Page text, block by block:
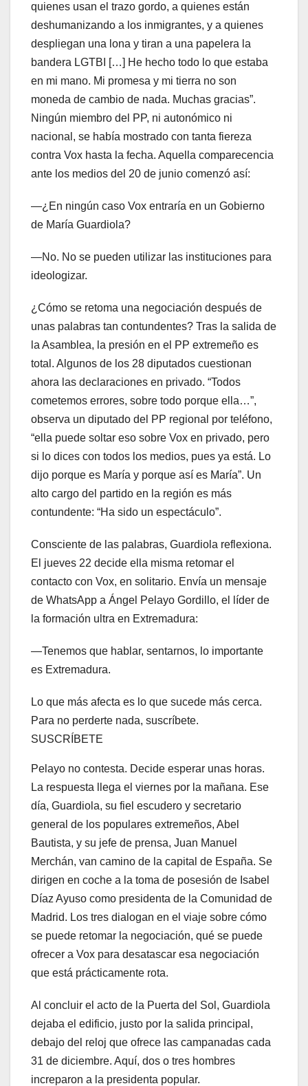
quienes usan el trazo gordo, a quienes están
deshumanizando a los inmigrantes, y a quienes
despliegan una lona y tiran a una papelera la
bandera LGTBI […] He hecho todo lo que estaba
en mi mano. Mi promesa y mi tierra no son
moneda de cambio de nada. Muchas gracias”.
Ningún miembro del PP, ni autonómico ni
nacional, se había mostrado con tanta fiereza
contra Vox hasta la fecha. Aquella comparecencia
ante los medios del 20 de junio comenzó así:
―¿En ningún caso Vox entraría en un Gobierno
de María Guardiola?
―No. No se pueden utilizar las instituciones para
ideologizar.
¿Cómo se retoma una negociación después de
unas palabras tan contundentes? Tras la salida de
la Asamblea, la presión en el PP extremeño es
total. Algunos de los 28 diputados cuestionan
ahora las declaraciones en privado. “Todos
cometemos errores, sobre todo porque ella…”,
observa un diputado del PP regional por teléfono,
“ella puede soltar eso sobre Vox en privado, pero
si lo dices con todos los medios, pues ya está. Lo
dijo porque es María y porque así es María”. Un
alto cargo del partido en la región es más
contundente: “Ha sido un espectáculo”.
Consciente de las palabras, Guardiola reflexiona.
El jueves 22 decide ella misma retomar el
contacto con Vox, en solitario. Envía un mensaje
de WhatsApp a Ángel Pelayo Gordillo, el líder de
la formación ultra en Extremadura:
—Tenemos que hablar, sentarnos, lo importante
es Extremadura.
Lo que más afecta es lo que sucede más cerca.
Para no perderte nada, suscríbete.
SUSCRÍBETE
Pelayo no contesta. Decide esperar unas horas.
La respuesta llega el viernes por la mañana. Ese
día, Guardiola, su fiel escudero y secretario
general de los populares extremeños, Abel
Bautista, y su jefe de prensa, Juan Manuel
Merchán, van camino de la capital de España. Se
dirigen en coche a la toma de posesión de Isabel
Díaz Ayuso como presidenta de la Comunidad de
Madrid. Los tres dialogan en el viaje sobre cómo
se puede retomar la negociación, qué se puede
ofrecer a Vox para desatascar esa negociación
que está prácticamente rota.
Al concluir el acto de la Puerta del Sol, Guardiola
dejaba el edificio, justo por la salida principal,
debajo del reloj que ofrece las campanadas cada
31 de diciembre. Aquí, dos o tres hombres
increparon a la presidenta popular.